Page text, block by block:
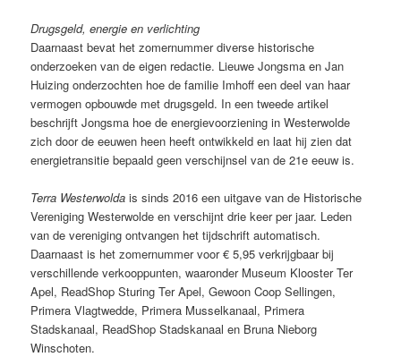
Drugsgeld, energie en verlichting
Daarnaast bevat het zomernummer diverse historische
onderzoeken van de eigen redactie. Lieuwe Jongsma en Jan
Huizing onderzochten hoe de familie Imhoff een deel van haar
vermogen opbouwde met drugsgeld. In een tweede artikel
beschrijft Jongsma hoe de energievoorziening in Westerwolde
zich door de eeuwen heen heeft ontwikkeld en laat hij zien dat
energietransitie bepaald geen verschijnsel van de 21e eeuw is.
Terra Westerwolda is sinds 2016 een uitgave van de Historische
Vereniging Westerwolde en verschijnt drie keer per jaar. Leden
van de vereniging ontvangen het tijdschrift automatisch.
Daarnaast is het zomernummer voor € 5,95 verkrijgbaar bij
verschillende verkooppunten, waaronder Museum Klooster Ter
Apel, ReadShop Sturing Ter Apel, Gewoon Coop Sellingen,
Primera Vlagtwedde, Primera Musselkanaal, Primera
Stadskanaal, ReadShop Stadskanaal en Bruna Nieborg
Winschoten.